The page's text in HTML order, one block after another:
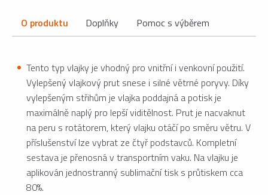
O produktu Doplňky Pomoc s výběrem
Tento typ vlajky je vhodný pro vnitřní i venkovní použití.
Vylepšený vlajkový prut snese i silné větrné poryvy. Díky
vylepšeným střihům je vlajka poddajná a potisk je
maximálně naplý pro lepší viditělnost. Prut je nacvaknut
na peru s rotátorem, který vlajku otáčí po směru větru. V
příslušenství lze vybrat ze čtyř podstavců. Kompletní
sestava je přenosná v transportním vaku. Na vlajku je
aplikován jednostranný sublimační tisk s průtiskem cca
80%.